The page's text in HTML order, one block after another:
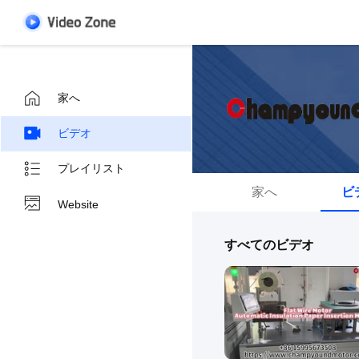
家へ
ビデオ
プレイリスト
Website
家へ ビ
すべてのビデオ